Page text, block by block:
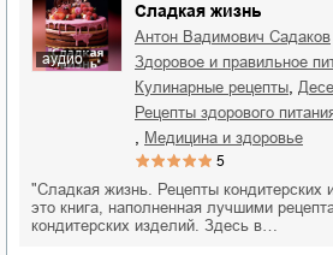
аудио
Сладкая жизнь
Антон Вадимович Садаков
здоровое и правильное
кулинарные рецепты
рецепты здорового
медицина и здоровье
5
"Сладкая жизнь. Рецепты кондитерских
это книга, наполненная лучшими
кондитерских изделий. Здесь в…